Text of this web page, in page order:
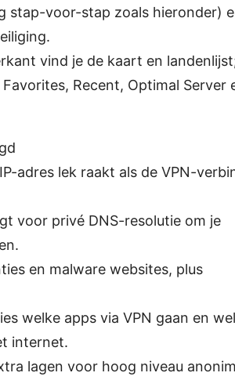
stap-voor-stap zoals hieronder)
vind je de kaart en
Recent, Optimal Server
adres lek raakt als de VPN-
voor privé DNS-resolutie om je
en malware websites, plus
welke apps via VPN gaan en
internet.
lagen voor hoog niveau